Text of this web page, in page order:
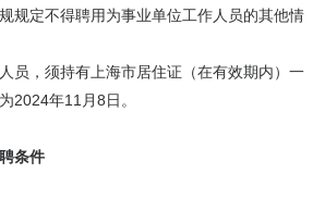
规定不得聘用为事业单位工作人员的其他情
，须持有上海市居住证（在有效期内）一
2024年11月8日。
条件